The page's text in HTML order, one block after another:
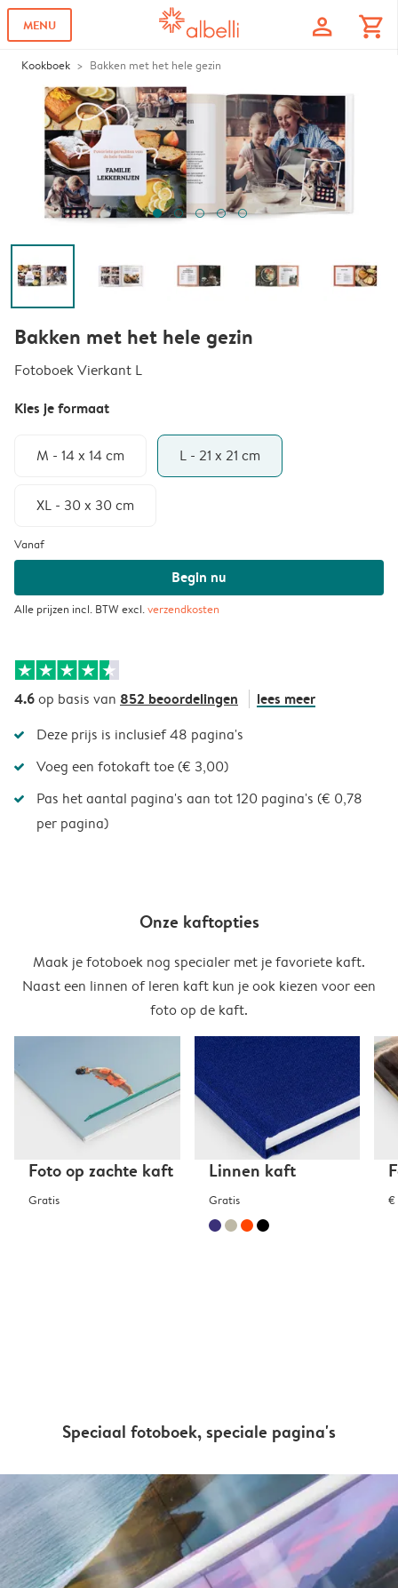
MENU profile shopping_cart
Kookboek Bakken met het hele gezin
Bakken met het hele gezin
Fotoboek Vierkant L
Kies je formaat
M - 14 x 14 cm L - 21 x 21 cm
XL - 30 x 30 cm
Vanaf
Begin nu
Alle prijzen incl. BTW excl.verzendkosten
4.6op basis van 852 beoordelingen lees meer
Deze prijs is inclusief 48 pagina's
Voeg een fotokaft toe (€ 3,00)
Pas het aantal pagina's aan tot 120 pagina's (€ 0,78
per pagina)
Onze kaftopties
Maak je fotoboek nog specialer met je favoriete kaft.
Naast een linnen of leren kaft kun je ook kiezen voor een
foto op de kaft.
Foto op zachte kaft
Gratis
Linnen kaft
Gratis €
Speciaal fotoboek, speciale pagina's